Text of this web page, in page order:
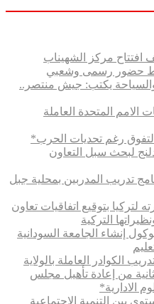
افتتاح مركز الشهيناب
حضور رسمى وشعبي
والسياحة يكتب: جيش منتصر..
الامم المتحدة العاملة
رغم تحديات الحرب*
لبحث سبل التعاون
برنامج تدريب المدربين بمحلية جبل
لتركيا بتوقيع اتفاقيات تعاون
التركية
إنشاء الجامعة السودانية
الكوادر العاملة بالولاية
من إعادة تأهيل مجلس
الادارية*
بين التنمية الاجتماعية